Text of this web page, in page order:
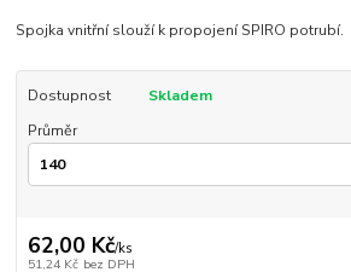
Spojka vnitřní slouží k propojení SPIRO potrubí.
Dostupnost
Skladem
Průměr
62,00 Kč/ks
51,24 Kč bez DPH